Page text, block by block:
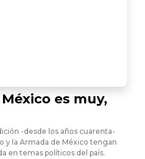
es muy,
-desde los años cuarenta-
y la Armada de México tengan
en temas políticos del país.